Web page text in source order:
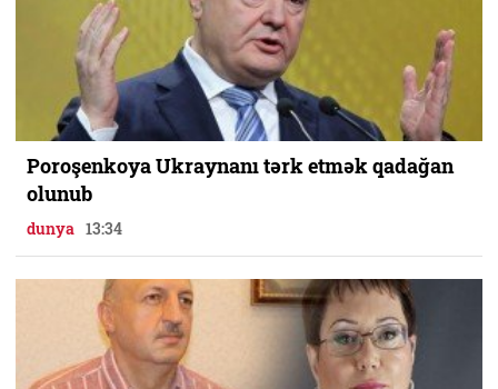
Poroşenkoya Ukraynanı tərk etmək qadağan
olunub
dunya 13:34